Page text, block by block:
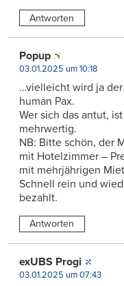
Antworten
Popup
03.01.2025 um 10:18
…vielleicht wird ja
human Pax.
Wer sich das antut,
mehrwertig.
NB: Bitte schön, der
mit Hotelzimmer –
mit mehrjährigen
Schnell rein und
bezahlt.
Antworten
exUBS Progi
03.01.2025 um 07:43